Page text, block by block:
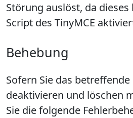
Störung auslöst, da
Script des TinyMCE
Behebung
Sofern Sie das
deaktivieren und löschen
Sie die folgende